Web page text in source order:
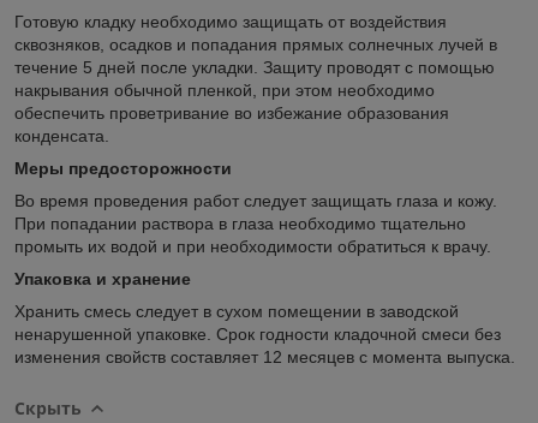
Готовую кладку необходимо защищать от воздействия
сквозняков, осадков и попадания прямых солнечных лучей в
течение 5 дней после укладки. Защиту проводят с помощью
накрывания обычной пленкой, при этом необходимо
обеспечить проветривание во избежание образования
конденсата.
Меры предосторожности
Во время проведения работ следует защищать глаза и кожу.
При попадании раствора в глаза необходимо тщательно
промыть их водой и при необходимости обратиться к врачу.
Упаковка и хранение
Хранить смесь следует в сухом помещении в заводской
ненарушенной упаковке. Срок годности кладочной смеси без
изменения свойств составляет 12 месяцев с момента выпуска.
Скрыть